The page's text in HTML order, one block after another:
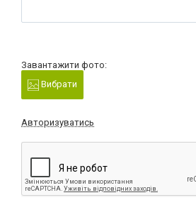
Завантажити фото:
Вибрати
Авторизуватись